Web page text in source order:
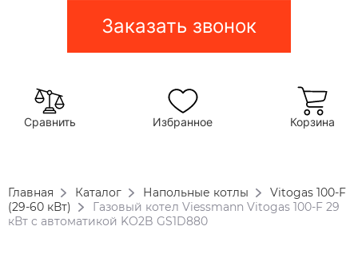
Заказать звонок
Сравнить Избранное Корзина
Главная Каталог Напольные котлы
Vitogas 100-F
(29-60 кВт)
Газовый котел Viessmann Vitogas 100-F 29
кВт c автоматикой KO2B GS1D880